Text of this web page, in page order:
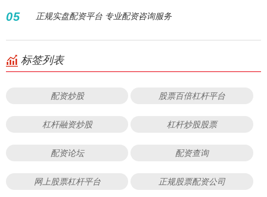
05 正规实盘配资平台 专业配资咨询服务
标签列表
配资炒股 股票百倍杠杆平台
杠杆融资炒股 杠杆炒股股票
配资论坛 配资查询
网上股票杠杆平台 正规股票配资公司